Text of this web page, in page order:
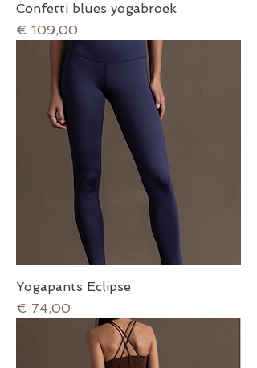
Confetti blues yogabroek
Prijs
€ 109,00
Yogapants Eclipse
Prijs
€ 74,00